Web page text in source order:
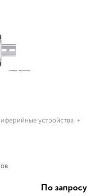
устройства •
По запросу